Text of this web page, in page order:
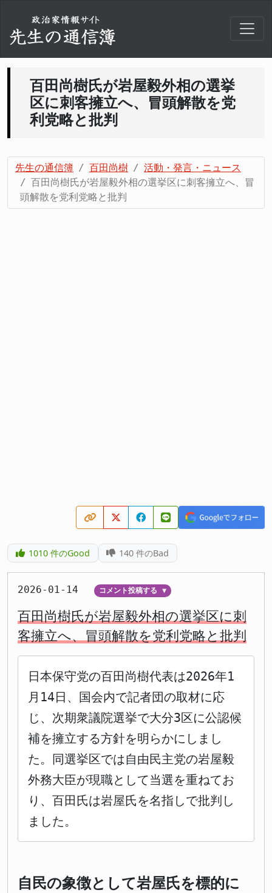
百田尚樹氏が岩屋毅外相の選挙
区に刺客擁立へ、冒頭解散を党
利党略と批判
先生の通信簿 百田尚樹
活動・発言・ニュース
百田尚樹氏が岩屋毅外相の選挙区に刺客擁立へ、冒
頭解散を党利党略と批判
1010件のGood 140 件のBad
2026-01-14 コメント投稿する ▼
百田尚樹氏が岩屋毅外相の選挙区に刺
客擁立へ、冒頭解散を党利党略と批判
日本保守党の百田尚樹代表は2026年1
月14日、国会内で記者団の取材に応
じ、次期衆議院選挙で大分3区に公認候
補を擁立する方針を明らかにしまし
た。同選挙区では自由民主党の岩屋毅
外務大臣が現職として当選を重ねてお
り、百田氏は岩屋氏を名指しで批判し
ました。
自民の象徴として岩屋氏を標的に